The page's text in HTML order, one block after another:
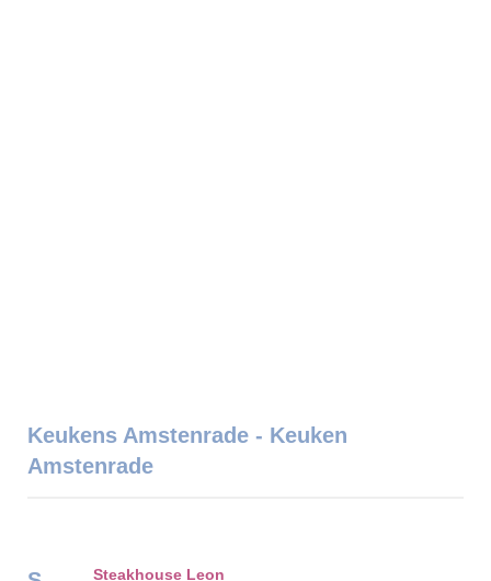
Keukens Amstenrade - Keuken
Amstenrade
Steakhouse Leon